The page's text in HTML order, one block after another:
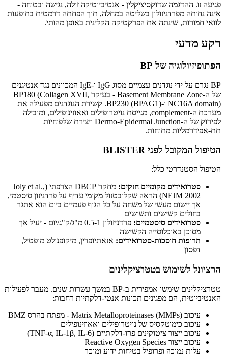
פגיעה זו. ההדגמה שדוקסיציקלין - אנטיביוטיקה זולה, נגישה ובטוחה -
אינה נחותה מפרדניזולון בשליטה במחלה, תוך הפחתה דרמטית בתופעות
לוואי חמורות, שינתה את הפרקטיקה הקלינית באופן מהותי.
רקע מדעי
הפתופיזיולוגיה של BP
BP נגרם על ידי נוגדנים עצמיים מסוג IgG ו-IgE המכוונים נגד אנטיגנים
של ה-Basement Membrane Zone - בעיקר BP180 (Collagen XVII,
NC16A domain) ו-BP230 (BPAG1). קשירת הנוגדנים מפעילה את
מערכת ה-complement, מגייסת נויטרופילים ואאוזינופילים, ומובילה
לפירוק של ה-Dermo-Epidermal Junction ויצירת שלפוחיות
תת-אפידרמליות מתוחות.
הטיפול המקובל לפני BLISTER
הטיפול הסטנדרטי כלל:
סטרואידים מקומיים חזקים:
מחקר DBCP הצרפתי (Joly et al.,
NEJM 2002) הראה שקלובטזול מקומי עדיף על פרדניזון סיסטמי,
אך יישום מעשי של משחה על כל הגוף פעמיים ביום הוא אתגר
בחולים קשישים ותשושים
סטרואידים סיסטמיים:
פרדניזולון 0.5-1 מ"ג/ק"ג/יום - יעיל אך
מסוכן באוכלוסייה הקשישה
תרופות חוסכות-סטרואידים: אזאתיופרין, מיקופנולט מופטיל,
דפסון
הרציונל לשימוש בטטרציקלינים
טטרציקלינים שימשו אמפירית ב-BP במשך עשרות שנים. מעבר לפעילות
האנטיביוטית, הם מפגינים תכונות אנטי-דלקתיות רחבות:
עיכוב Matrix Metalloproteinases (MMPs) - מפתח בהרס BMZ
עיכוב כימוטקסיס של נויטרופילים ואאוזינופילים
עיכוב ייצור ציטוקינים פרו-דלקתיים (TNF-α, IL-1β, IL-6)
עיכוב ייצור Reactive Oxygen Species
עלות נמוכה ופרופיל בטיחות ידוע ומוכר